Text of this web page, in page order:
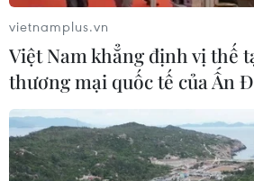
vietnamplus.vn
Việt Nam khẳng định vị thế
thương mại quốc tế của Ấn